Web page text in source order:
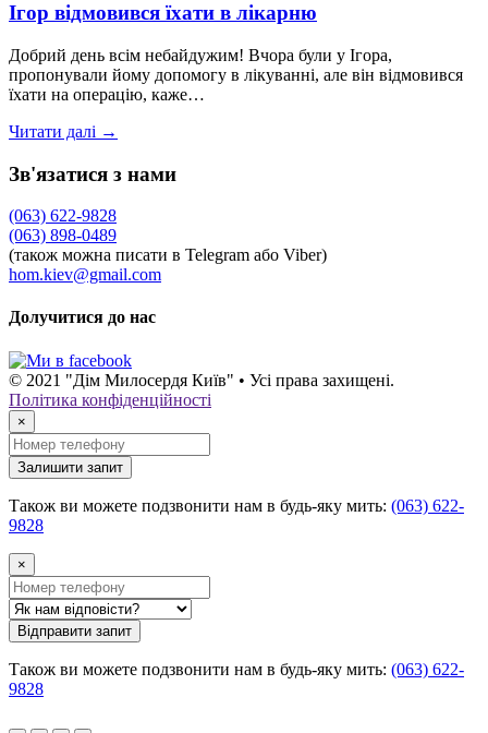
Ігор відмовився їхати в лікарню
Добрий день всім небайдужим! Вчора були у Ігора,
пропонували йому допомогу в лікуванні, але він відмовився
їхати на операцію, каже…
Читати далі →
Зв'язатися з нами
(063) 622-9828
(063) 898-0489
(також можна писати в Telegram або Viber)
hom.kiev@gmail.com
Долучитися до нас
© 2021 "Дім Милосердя Київ" • Усі права захищені.
Політика конфіденційності
×
Залишити запит
Також ви можете подзвонити нам в будь-яку мить: (063) 622-
9828
×
Відправити запит
Також ви можете подзвонити нам в будь-яку мить: (063) 622-
9828